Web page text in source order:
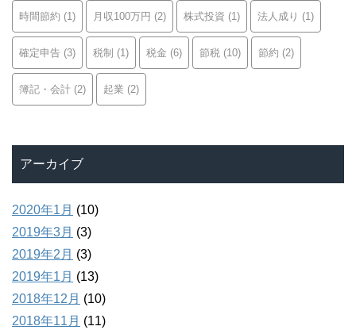
時間節約 (1) 月収100万円 (2) 株式投資 (1) 法人成り (1)
確定申告 (3) 税制 (1) 税金 (6) 節税 (10) 節約 (2)
簿記・会計 (2) 起業 (2)
アーカイブ
2020年1月 (10)
2019年3月 (3)
2019年2月 (3)
2019年1月 (13)
2018年12月 (10)
2018年11月 (11)